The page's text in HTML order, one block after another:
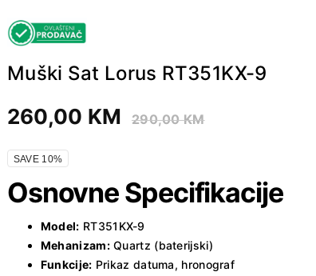
Muški Sat Lorus RT351KX-9
260,00 KM 290,00KM
SAVE 10%
Osnovne Specifikacije
Model: RT351KX-9
Mehanizam:Quartz (baterijski)
Funkcije: Prikaz datuma, hronograf